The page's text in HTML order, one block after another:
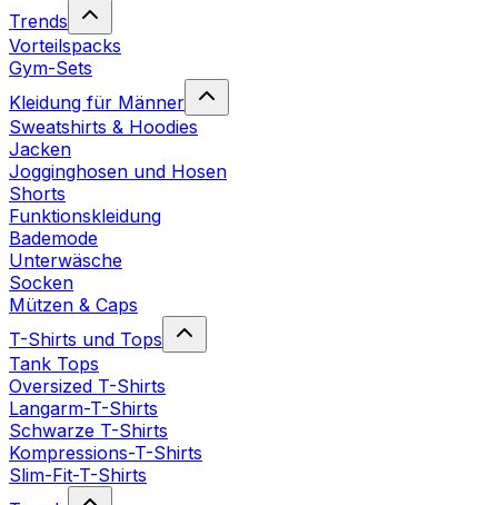
Trends
Vorteilspacks
Gym-Sets
Kleidung für Männer
Sweatshirts & Hoodies
Jacken
Jogginghosen und Hosen
Shorts
Funktionskleidung
Bademode
Unterwäsche
Socken
Mützen & Caps
T-Shirts und Tops
Tank Tops
Oversized T-Shirts
Langarm-T-Shirts
Schwarze T-Shirts
Kompressions-T-Shirts
Slim-Fit-T-Shirts